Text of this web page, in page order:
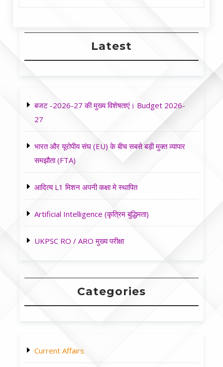
Latest
बजट -2026-27 की मुख्य विशेषताएं। Budget 2026-
27
भारत और यूरोपीय संघ (EU) के बीच सबसे बड़ी मुक्त व्यापार
समझौता (FTA)
आदित्य L1 मिशन अपनी कक्षा मे स्थापित
Artificial Intelligence (कृत्रिम बुद्धिमता)
UKPSC RO / ARO मुख्य परीक्षा
Categories
Current Affairs